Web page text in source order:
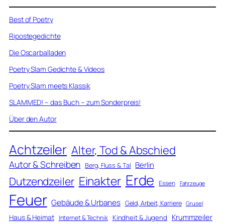
Best of Poetry
Ripostegedichte
Die Oscarballaden
Poetry Slam Gedichte & Videos
Poetry Slam meets Klassik
SLAMMED! – das Buch – zum Sonderpreis!
Über den Autor
Achtzeiler Alter, Tod & Abschied
Autor & Schreiben Berg, Fluss & Tal Berlin
Dutzendzeiler Einakter Erde Essen Fahrzeuge
Feuer Gebäude & Urbanes Geld, Arbeit, Karriere Grusel
Haus & Heimat Internet & Technik Kindheit & Jugend Krummzeiler